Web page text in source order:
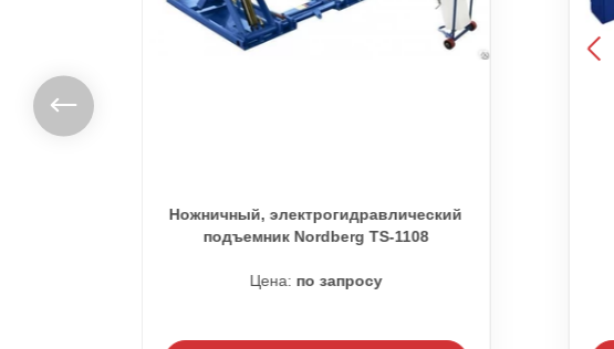
Ножничный, электрогидравлический
подъемник Nordberg TS-1108
Цена: по запросу